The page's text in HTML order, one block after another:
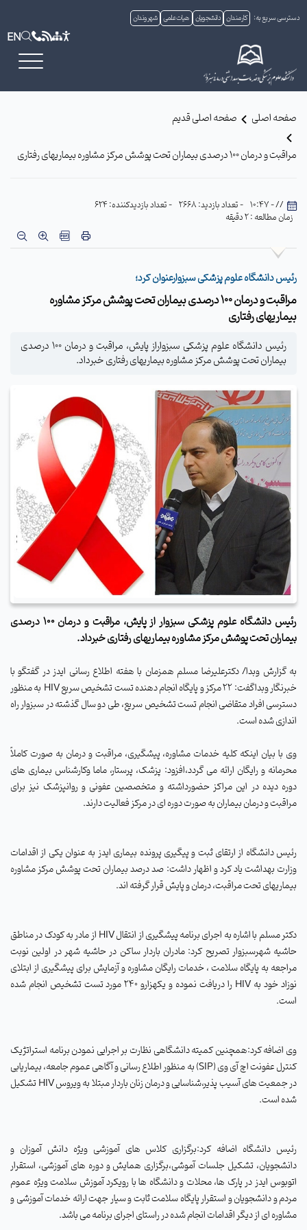
دسترسی سریع به: کارمندان دانشجویان هیات علمی شهروندان
EN
صفحه اصلی صفحه اصلی قدیم
مراقبت و درمان 100 درصدی بیماران تحت پوشش مرکز مشاوره بیماریهای رفتاری
// - 10:47 - تعداد بازدید: 2668
- تعداد بازدیدکننده: 624
زمان مطالعه : 2 دقیقه
رئیس دانشگاه علوم پزشکی سبزوارعنوان کرد؛
مراقبت و درمان 100 درصدی بیماران تحت پوشش مرکز مشاوره
بیماریهای رفتاری
رئیس دانشگاه علوم پزشکی سبزواراز پایش، مراقبت و درمان 100 درصدی
بیماران تحت پوشش مرکز مشاوره بیماریهای رفتاری خبرداد.
رئیس دانشگاه علوم پزشکی سبزوار از
پایش، مراقبت و درمان 100 درصدی
بیماران تحت پوشش مرکز مشاوره بیماریهای رفتاری خبرداد.
به گزارش وبدا/ دکترعلیرضا مسلم همزمان با هفته اطلاع رسانی ایدز در گفتگو با
خبرنگار وبداگفت: 22 مرکز و پایگاه انجام دهنده تست تشخیص سریع
HIV به منظور
دسترسی افراد متقاضی انجام تست تشخیص سریع، طی دو سال گذشته در سبزوار راه
اندازی شده است.
وی با بیان اینکه کلیه خدمات مشاوره، پیشگیری، مراقبت و درمان به صورت کاملاً
محرمانه و رایگان ارائه می گردد،افزود: پزشک، پرستار، ماما وکارشناس بیماری های
دوره دیده در این مراکز حضورداشته و متخصصین عفونی و روانپزشک نیز برای
مراقبت و درمان بیماران به صورت دوره ای در مرکز فعالیت دارند.
رئیس دانشگاه از ارتقای ثبت و پیگیری پرونده بیماری ایدز به عنوان یکی از اقدامات
وزارت بهداشت یاد کرد و اظهار داشت: صد درصد بیماران تحت پوشش مرکز مشاوره
بیماریهای تحت مراقبت، درمان و پایش قرار گرفته اند.
دکتر مسلم با اشاره به اجرای برنامه پیشگیری از انتقالHIV از مادر به کودک در مناطق
حاشیه شهرسبزوار تصریح کرد: مادران باردار ساکن در حاشیه شهر در اولین نوبت
مراجعه به پایگاه سلامت ، خدمات رایگان مشاوره و آزمایش برای پیشگیری از ابتلای
نوزاد خود به HIV را دریافت
نموده و یکهزارو 240 مورد تست تشخیص انجام شده
است.
وی اضافه کرد:همچنین کمیته دانشگاهی نظارت بر اجرایی نمودن برنامه استراتژیک
کنترل عفونت اچ آی وی (SIP) به منظور اطلاع رسانی و آگاهی عموم جامعه، بیماریابی
در جمعیت های آسیب پذیر،شناسایی و درمان زنان باردار مبتلا به ویروسHIV تشکیل
شده است.
رئیس دانشگاه اضافه کرد:برگزاری کلاس های آموزشی ویژه دانش آموزان و
دانشجویان، تشکیل جلسات آموشی،برگزاری همایش و دوره های آموزشی، استقرار
اتوبوس ایدز در پارک ها، محلات و دانشگاه ها با رویکرد آموزش سلامت ویژه عموم
مردم و دانشجویان و استقرار پایگاه سلامت ثابت و سیار جهت ارائه خدمات آموزشی و
مشاوره ای از دیگر اقدامات انجام شده در راستای اجرای برنامه می باشد.